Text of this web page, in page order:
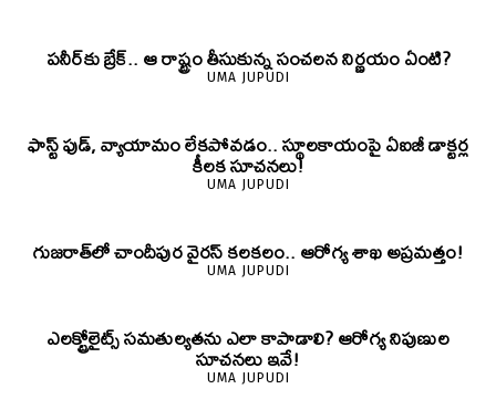
పనీర్‌కు బ్రేక్.. ఆ రాష్ట్రం తీసుకున్న సంచలన నిర్ణయం ఏంటి?
UMA JUPUDI
ఫాస్ట్ ఫుడ్, వ్యాయామం లేకపోవడం.. స్థూలకాయంపై ఏఐజీ డాక్టర్ల
కీలక సూచనలు!
UMA JUPUDI
గుజరాత్‌లో చాందీపుర వైరస్ కలకలం.. ఆరోగ్య శాఖ అప్రమత్తం!
UMA JUPUDI
ఎలక్ట్రోలైట్స్ సమతుల్యతను ఎలా కాపాడాలి? ఆరోగ్య నిపుణుల
సూచనలు ఇవే!
UMA JUPUDI